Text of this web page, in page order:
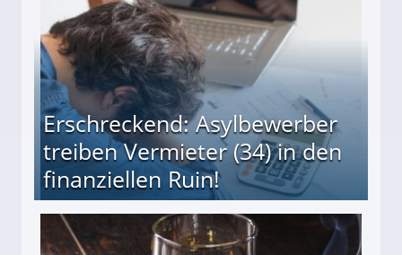
Erschreckend: Asylbewerber
treiben Vermieter (34) in den
finanziellen Ruin!
(34) in den finanziellen Ruin!